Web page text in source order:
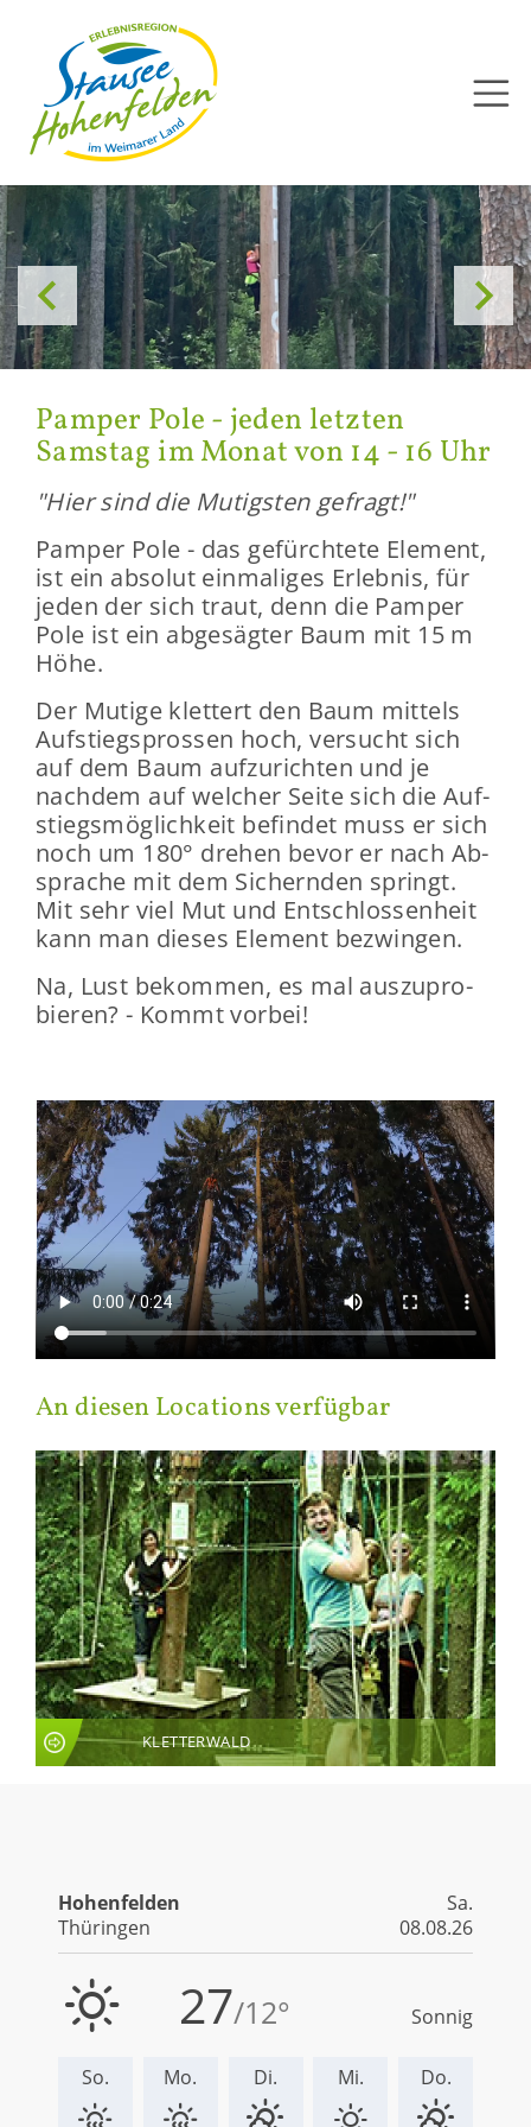
 
Pam­per Pole - jeden letz­ten
Sams­tag im Monat von 14 - 16 Uhr
"Hier sind die Mu­tigs­ten ge­fragt!"
Pam­per Pole - das ge­fürch­te­te Ele­ment,
ist ein ab­so­lut ein­ma­li­ges Er­leb­nis, für
jeden der sich traut, denn die Pam­per
Pole ist ein ab­ge­säg­ter Baum mit 15 m
Höhe.
Der Mu­ti­ge klet­tert den Baum mit­tels
Auf­stieg­spros­sen hoch, ver­sucht sich
auf dem Baum auf­zu­rich­ten und je
nach­dem auf wel­cher Seite sich die Auf­
stiegs­mög­lich­keit be­fin­det muss er sich
noch um 180° dre­hen bevor er nach Ab­
spra­che mit dem Si­chern­den springt.
Mit sehr viel Mut und Ent­schlos­sen­heit
kann man die­ses Ele­ment be­zwin­gen.
Na, Lust be­kom­men, es mal aus­zu­pro­
bie­ren? - Kommt vor­bei!
An die­sen Lo­ca­ti­ons ver­füg­bar
KLETTERWALD